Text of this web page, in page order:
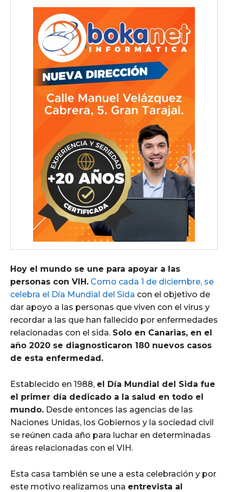
Hoy el mundo se une para apoyar a las
personas con VIH. Como cada 1 de diciembre, se
celebra el Día Mundial del Sida con el objetivo de
dar apoyo a las personas que viven con el virus y
recordar a las que han fallecido por enfermedades
relacionadas con el sida. Solo en Canarias, en el
año 2020 se diagnosticaron 180 nuevos casos
de esta enfermedad.
Establecido en 1988, el Día Mundial del Sida fue
el primer día dedicado a la salud en todo el
mundo. Desde entonces las agencias de las
Naciones Unidas, los Gobiernos y la sociedad civil
se reúnen cada año para luchar en determinadas
áreas relacionadas con el VIH.
Esta casa también se une a esta celebración y por
este motivo realizamos una entrevista al